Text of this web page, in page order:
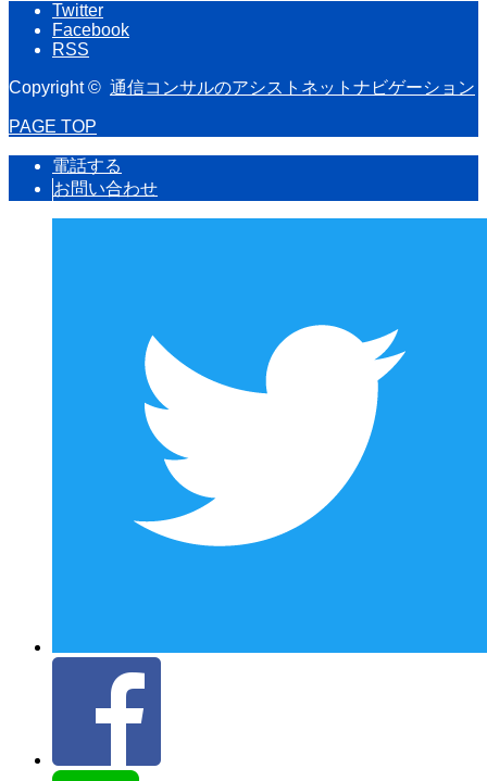
Twitter
Facebook
RSS
Copyright © 通信コンサルのアシストネットナビゲーション
PAGE TOP
電話する
お問い合わせ